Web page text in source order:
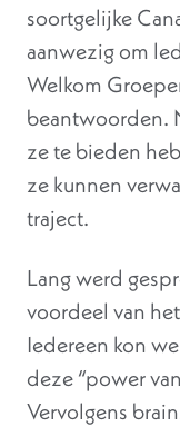
soortgelijke
aanwezig om
Welkom
beantwoorden.
ze te bieden
ze kunnen
traject.
Lang werd
voordeel van
Iedereen kon
deze “power
Vervolgens